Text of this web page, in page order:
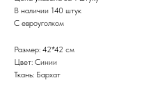
В наличии 140 штук
С евроуголком
Размер: 42*42 см
Цвет: Синии
Ткань: Бархат